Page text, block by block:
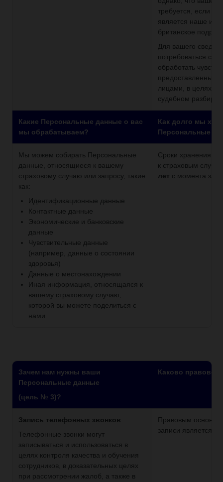
требуется, если
является наше
британское
Для вашего
потребоваться
обработать
предоставленные
лицами, в целях
судебном
Какие Персональные данные о вас
мы обрабатываем?
Как долго мы
Персональные
Мы можем собирать Персональные
данные, относящиеся к вашему
страховому случаю или запросу, такие
как:
Идентификационные данные
Контактные данные
Экономические и банковские
данные
Чувствительные данные
(например, данные о состоянии
здоровья)
Данные о местонахождении
Иная информация, относящаяся к
вашему страховому случаю,
которой вы можете поделиться с
нами
Сроки хранения
к страховым
лет с момента
Зачем нам нужны ваши
Персональные данные
(цель № 3)?
Каково правовое
Запись телефонных звонков
Телефонные звонки могут
записываться и использоваться в
целях контроля качества и обучения
сотрудников, в доказательных целях
при рассмотрении жалоб, а также в
Правовым
записи является